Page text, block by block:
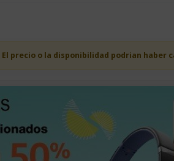
El precio o la disponibilidad podrian haber